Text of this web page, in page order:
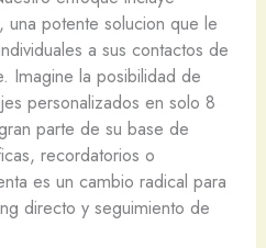
una potente solucion que le
a sus contactos de
Imagine la posibilidad de
personalizados en solo 8
parte de su base de
recordatorios o
es un cambio radical para
directo y seguimiento de